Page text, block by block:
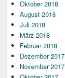
Oktober 2018
August 2018
Juli 2018
März 2018
Februar 2018
Dezember 2017
November 2017